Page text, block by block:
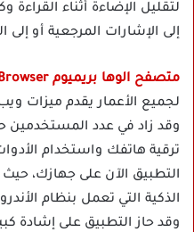
لتقليل الإضاءة أثناء القراءة
إلى الإشارات المرجعية أو
متصفح الوها بريميوم Aloha Browser مهكر
لجميع الأعمار يقدم ميزات
وقد زاد في عدد المستخدمين
ترقية هاتفك واستخدام
التطبيق الآن على جهازك،
وقد حاز التطبيق على إشادة